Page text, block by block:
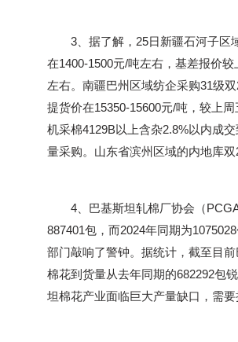
3、据了解，25日新疆石河子区域
在1400-1500元/吨左右，基差报价
左右。南疆巴州区域纺企采购31级
提货价在15350-15600元/吨，较上
机采棉4129B以上含杂2.8%以内成
量采购。山东省滨州区域的内地库
4、巴基斯坦轧棉厂协会（PCGA
887401包，而2024年同期为
部门敲响了警钟。据统计，截至目
棉花到货量从去年同期的682292包
坦棉花产业面临巨大产量缺口，需